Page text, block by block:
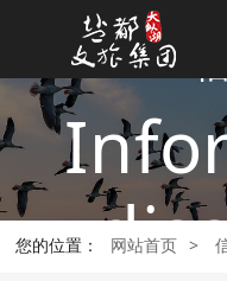
您的位置： 网站首页 >